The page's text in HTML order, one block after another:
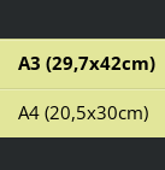
A3 (29,7x42cm)
A4 (20,5x30cm)